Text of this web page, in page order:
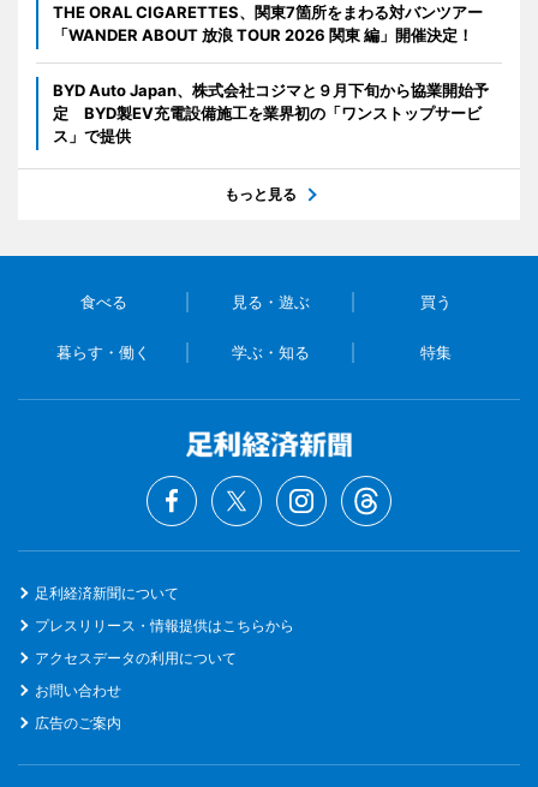
THE ORAL CIGARETTES、関東7箇所をまわる対バンツアー
「WANDER ABOUT 放浪 TOUR 2026 関東 編」開催決定！
BYD Auto Japan、株式会社コジマと９月下旬から協業開始予
定 BYD製EV充電設備施工を業界初の「ワンストップサービ
ス」で提供
もっと見る
食べる 見る・遊ぶ 買う
暮らす・働く 学ぶ・知る 特集
足利経済新聞について
プレスリリース・情報提供はこちらから
アクセスデータの利用について
お問い合わせ
広告のご案内